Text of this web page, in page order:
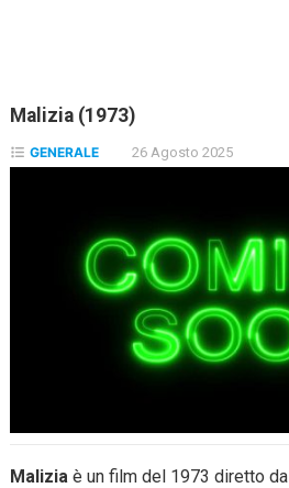
Malizia (1973)
GENERALE 26 Agosto 2025
Maliziaè un film del 1973 diretto da